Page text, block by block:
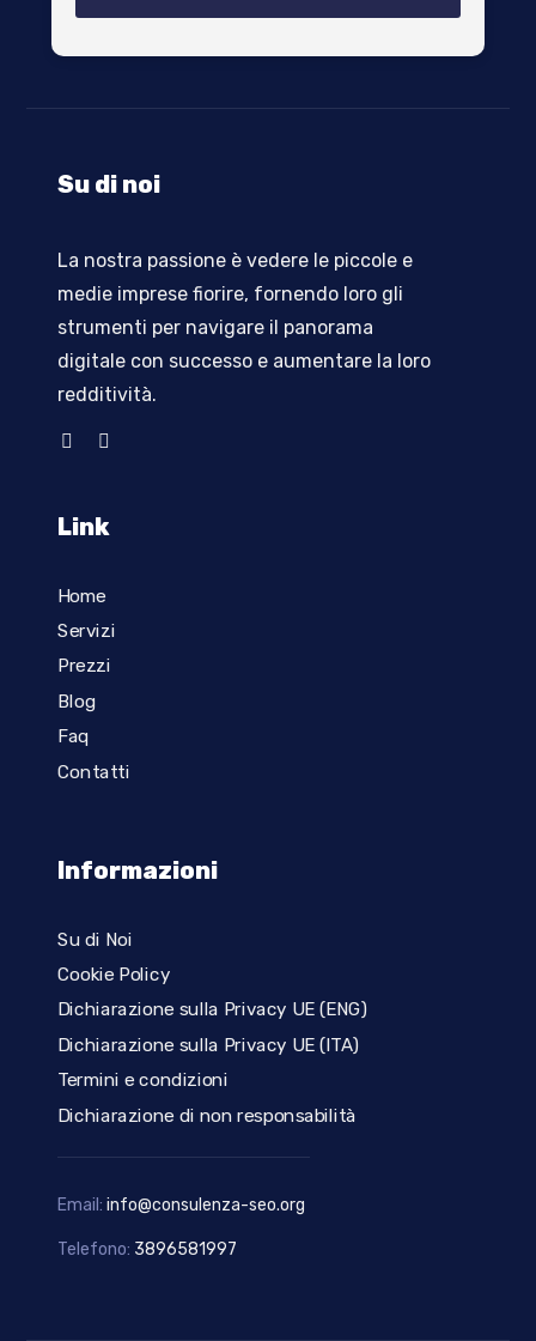
Su di noi
La nostra passione è vedere le piccole e
medie imprese fiorire, fornendo loro gli
strumenti per navigare il panorama
digitale con successo e aumentare la loro
redditività.
Link
Home
Servizi
Prezzi
Blog
Faq
Contatti
Informazioni
Su di Noi
Cookie Policy
Dichiarazione sulla Privacy UE (ENG)
Dichiarazione sulla Privacy UE (ITA)
Termini e condizioni
Dichiarazione di non responsabilità
Email: info@consulenza-seo.org
Telefono: 3896581997